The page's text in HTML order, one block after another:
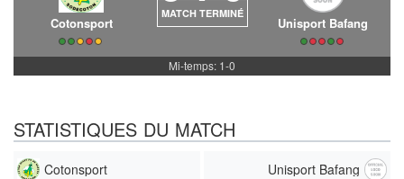
Cotonsport
MATCH TERMINÉ
Unisport Bafang
Mi-temps: 1-0
STATISTIQUES DU MATCH
Cotonsport Unisport Bafang